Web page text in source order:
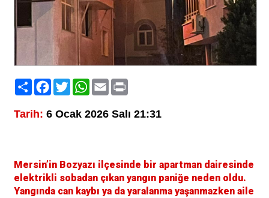
PaylaşFacebook
TwitterWhatsApp
EmailPrint
Tarih: 6 Ocak 2026 Salı 21:31
Mersin’in Bozyazı ilçesinde bir apartman dairesinde
elektrikli sobadan çıkan yangın paniğe neden oldu.
Yangında can kaybı ya da yaralanma yaşanmazken aile